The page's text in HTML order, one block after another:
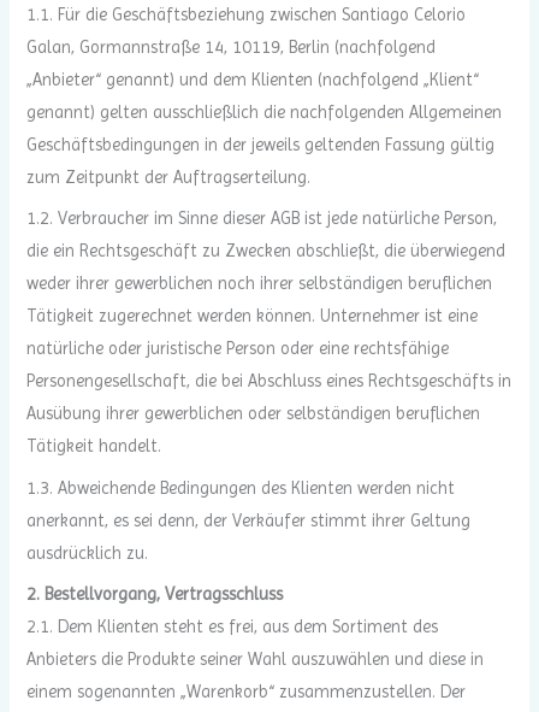
1.1. Für die Geschäftsbeziehung zwischen Santiago Celorio
Galan, Gormannstraße 14, 10119, Berlin (nachfolgend
„Anbieter“ genannt) und dem Klienten (nachfolgend „Klient“
genannt) gelten ausschließlich die nachfolgenden Allgemeinen
Geschäftsbedingungen in der jeweils geltenden Fassung gültig
zum Zeitpunkt der Auftragserteilung.
1.2. Verbraucher im Sinne dieser AGB ist jede natürliche Person,
die ein Rechtsgeschäft zu Zwecken abschließt, die überwiegend
weder ihrer gewerblichen noch ihrer selbständigen beruflichen
Tätigkeit zugerechnet werden können. Unternehmer ist eine
natürliche oder juristische Person oder eine rechtsfähige
Personengesellschaft, die bei Abschluss eines Rechtsgeschäfts in
Ausübung ihrer gewerblichen oder selbständigen beruflichen
Tätigkeit handelt.
1.3. Abweichende Bedingungen des Klienten werden nicht
anerkannt, es sei denn, der Verkäufer stimmt ihrer Geltung
ausdrücklich zu.
2. Bestellvorgang, Vertragsschluss
2.1. Dem Klienten steht es frei, aus dem Sortiment des
Anbieters die Produkte seiner Wahl auszuwählen und diese in
einem sogenannten „Warenkorb“ zusammenzustellen. Der